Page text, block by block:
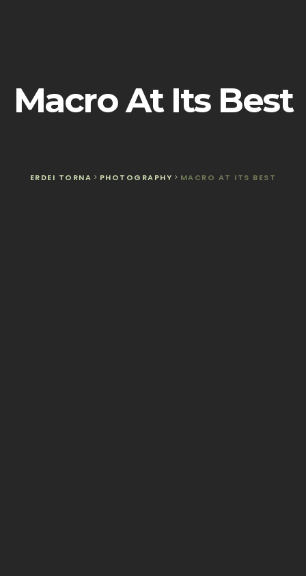
Macro At Its Best
ERDEI TORNA > PHOTOGRAPHY > MACRO AT ITS BEST